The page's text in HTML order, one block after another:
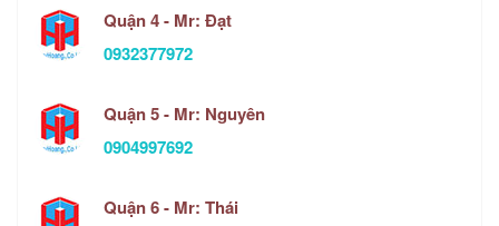
Quận 4 - Mr: Đạt
0932377972
Quận 5 - Mr: Nguyên
0904997692
Quận 6 - Mr: Thái